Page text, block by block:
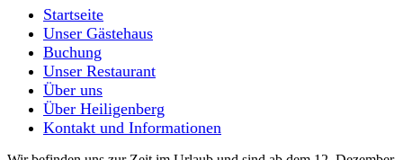
Startseite
Unser Gästehaus
Buchung
Unser Restaurant
Über uns
Über Heiligenberg
Kontakt und Informationen